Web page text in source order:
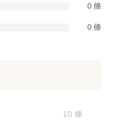
0
0
10 條